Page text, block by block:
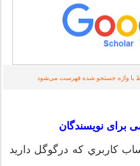
با واژه جستجو شده فهرست می‌شود
برای نویسندگان
کاربري که درگوگل دارید